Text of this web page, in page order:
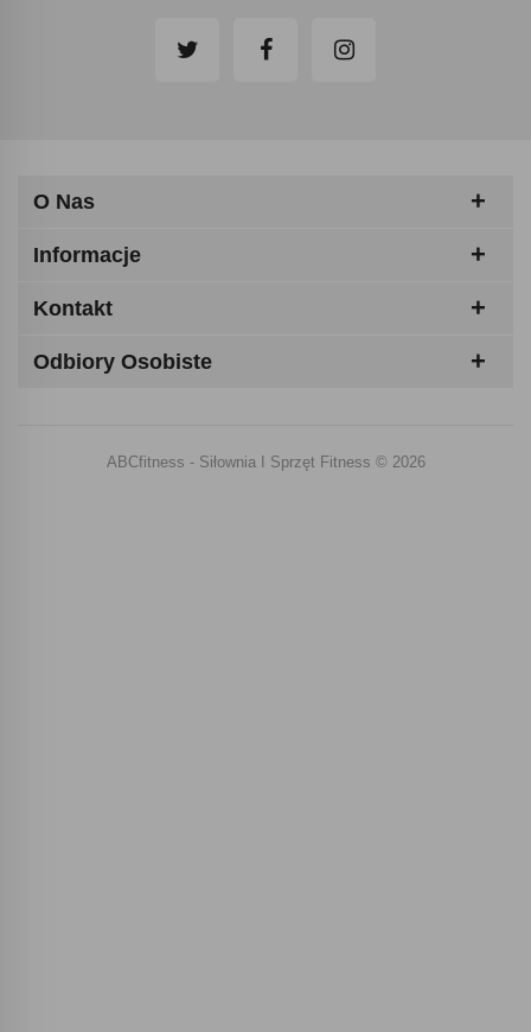
O Nas
Informacje
Kontakt
Odbiory Osobiste
ABCfitness - Siłownia I Sprzęt Fitness © 2026